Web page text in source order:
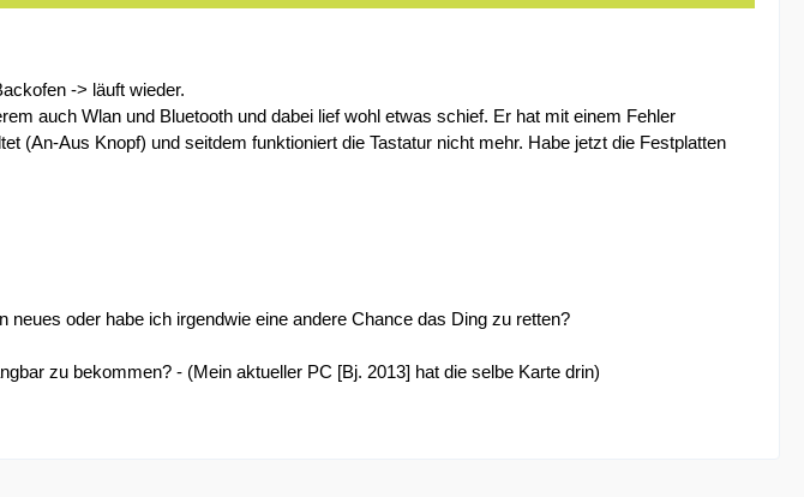
-> läuft wieder.
auch Wlan und Bluetooth und dabei lief wohl etwas schief. Er hat mit einem Fehler
(An-Aus Knopf) und seitdem funktioniert die Tastatur nicht mehr. Habe jetzt die Festplatten
oder habe ich irgendwie eine andere Chance das Ding zu retten?
zu bekommen? - (Mein aktueller PC [Bj. 2013] hat die selbe Karte drin)